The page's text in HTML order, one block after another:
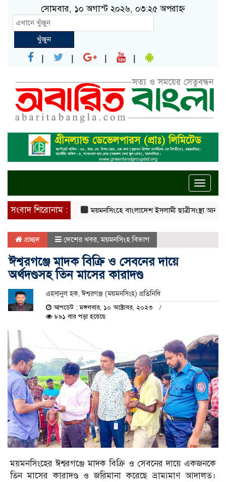
সোমবার, ১০ অগাস্ট ২০২৬, ০৩:২৫ অপরাহ্ন
খুঁজুন
Toggle
সংবাদ শিরোনাম :ময়মনসিংহে বাংলাদেশ ইসলামী ছাত্রীসংস্থা আনন্দ মোহন
প্রচ্ছদ দেশের খবর,ময়মনসিংহ বিভাগ
ঈশ্বরগঞ্জে মাদক বিক্রি ও সেবনের দায়ে
অর্থদণ্ডসহ তিন মাসের কারাদণ্ড
এহসানুল হক, ঈশ্বরগঞ্জ (ময়মনসিংহ) প্রতিনিধি
আপডেট : মঙ্গলবার, ১০ অক্টোবর, ২০২৩
৮৯১ বার পড়া হয়েছে
ময়মনসিংহের ঈশ্বরগঞ্জে মাদক বিক্রি ও সেবনের দায়ে একজনকে
তিন মাসের কারাদণ্ড ও জরিমানা করেছে ভ্রাম্যমাণ আদালত।